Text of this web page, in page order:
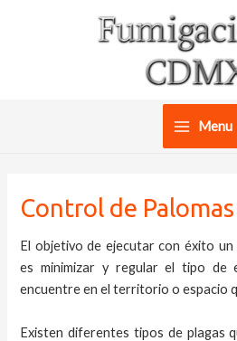
Main
Menu
Control de
El objetivo de ejecutar con éxito
es minimizar y regular el tipo de
encuentre en el territorio o espacio
Existen diferentes tipos de plagas